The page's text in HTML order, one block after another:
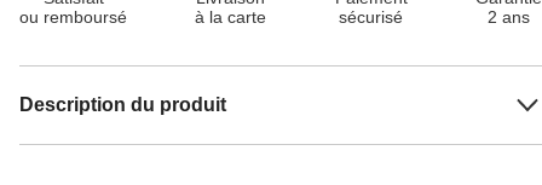
ou remboursé
à la carte
sécurisé
2 ans
Description du produit